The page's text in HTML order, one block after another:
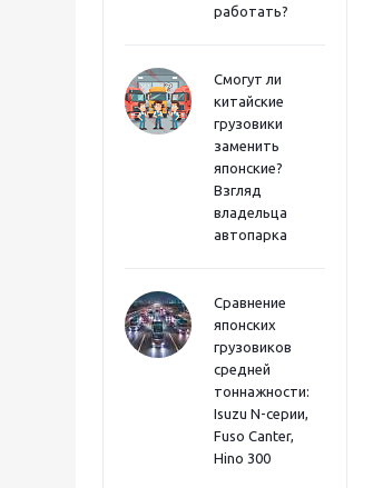
работать?
Смогут ли
китайские
грузовики
заменить
японские?
Взгляд
владельца
автопарка
Сравнение
японских
грузовиков
средней
тоннажности:
Isuzu N-серии,
Fuso Canter,
Hino 300